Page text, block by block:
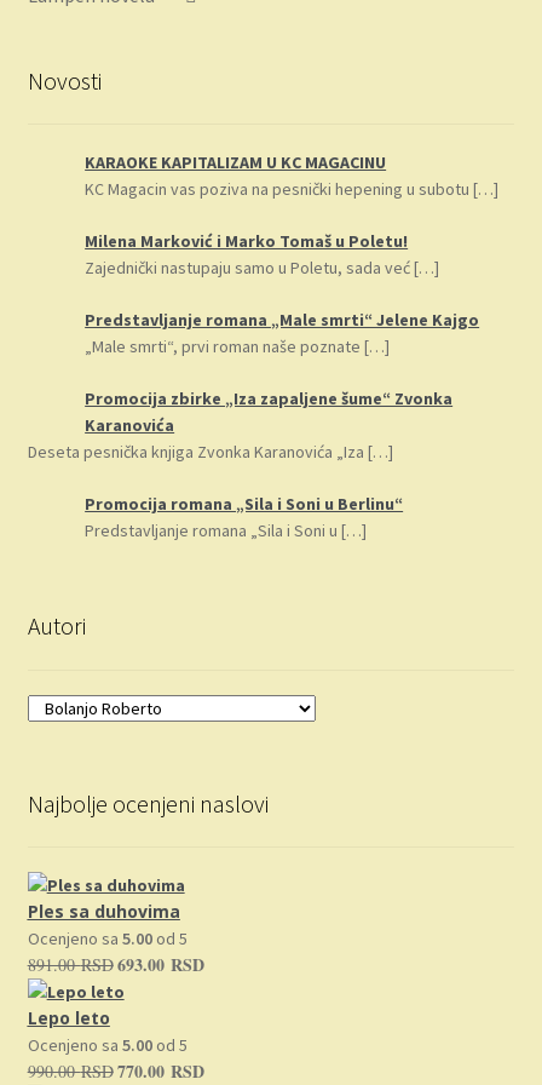
Novosti
KARAOKE KAPITALIZAM U KC MAGACINU
KC Magacin vas poziva na pesnički hepening u subotu[…]
Milena Marković i Marko Tomaš u Poletu!
Zajednički nastupaju samo u Poletu, sada već[…]
Predstavljanje romana „Male smrti“ Jelene Kajgo
„Male smrti“, prvi roman naše poznate[…]
Promocija zbirke „Iza zapaljene šume“ Zvonka
Karanovića
Deseta pesnička knjiga Zvonka Karanovića „Iza […]
Promocija romana „Sila i Soni u Berlinu“
Predstavljanje romana „Sila i Soni u[…]
Autori
Najbolje ocenjeni naslovi
Ples sa duhovima
Ocenjeno sa 5.00od 5
891.00RSDOriginalna
cena
bila:
891.00 RSD.
693.00 RSDTrenutna
Lepo leto
Ocenjeno sa 5.00od 5
990.00RSDOriginalna
770.00 RSDTrenutna